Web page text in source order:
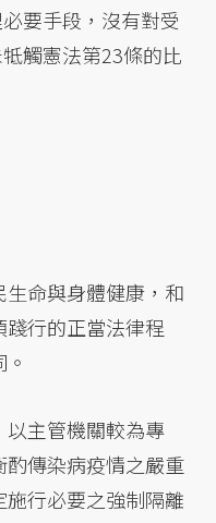
要手段，沒有對受
觸憲法第23條的比
命與身體健康，和
行的正當法律程
主管機關較為專
傳染病疫情之嚴重
行必要之強制隔離